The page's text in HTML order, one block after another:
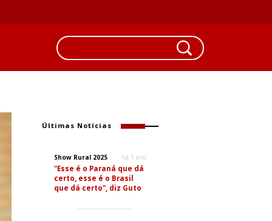
Últimas Notícias
Show Rural 2025 há 1 ano
"Esse é o Paraná que dá
certo, esse é o Brasil
que dá certo", diz Guto